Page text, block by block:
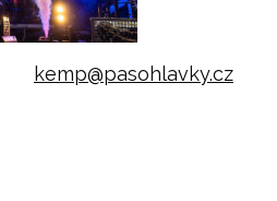
kemp@pasohlavky.cz